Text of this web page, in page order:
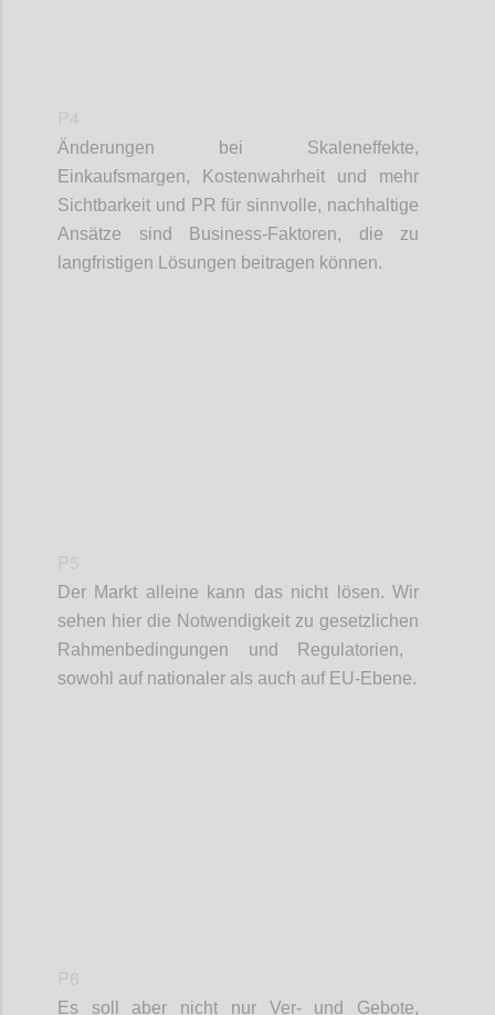
Änderungen bei Skaleneffekte,
Einkaufsmargen, Kostenwahrheit und mehr
Sichtbarkeit und PR für sinnvolle, nachhaltige
Ansätze sind Business-Faktoren, die zu
langfristigen Lösungen beitragen können.
Der Markt alleine kann das nicht lösen. Wir
sehen hier die Notwendigkeit zu gesetzlichen
Rahmenbedingungen und
Regulatorien,
sowohl aufnationaler als auch auf EU-Ebene.
Es soll aber nicht nur Ver- und Gebote,